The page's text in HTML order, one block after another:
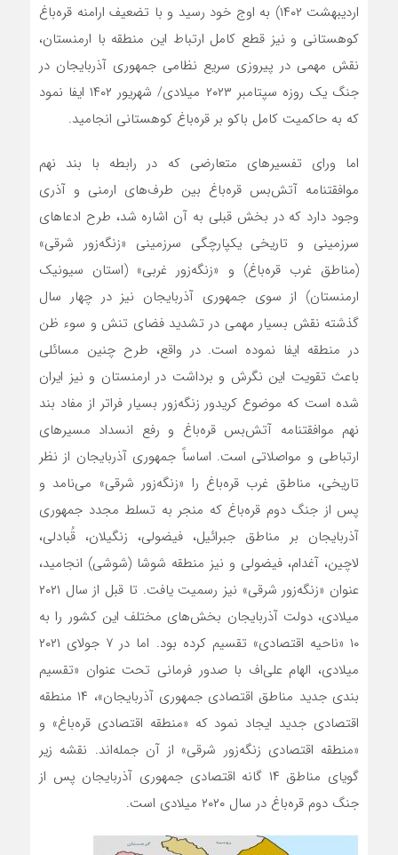
اردیبهشت ۱۴۰۲) به اوج خود رسید و با تضعیف ارامنه ‌قره‌باغ
کوهستانی و نیز قطع کامل ارتباط این منطقه با ارمنستان،
نقش مهمی در پیروزی سریع نظامی جمهوری آذربایجان در
جنگ یک روزه سپتامبر ۲۰۲۳ میلادی/ شهریور ۱۴۰۲ ایفا نمود
که به حاکمیت کامل باکو بر ‌قره‌باغ کوهستانی انجامید.
اما ورای تفسیرهای متعارضی که در رابطه با بند نهم
موافقتنامه ‌آتش‌بس ‌قره‌باغ بین طرف‌های ارمنی و آذری
وجود دارد که در بخش قبلی به آن اشاره شد، طرح ادعاهای
سرزمینی و تاریخی یکپارچگی سرزمینی «زنگه‌زور شرقی»
(مناطق غرب قره‌باغ) و «زنگه‌زور غربی» (استان سیونیک
ارمنستان) از سوی جمهوری آذربایجان نیز در چهار سال
گذشته نقش بسیار مهمی در تشدید فضای تنش و سوء ظن
در منطقه ایفا نموده است. در واقع، طرح چنین مسائلی
باعث تقویت این نگرش و برداشت در ارمنستان و نیز ایران
شده است که موضوع کریدور زنگه‌زور بسیار فراتر از مفاد بند
نهم موافقتنامه ‌آتش‌بس ‌قره‌باغ و رفع انسداد مسیرهای
ارتباطی و مواصلاتی است. اساساً جمهوری آذربایجان از نظر
تاریخی، مناطق غرب ‌قره‌باغ را «زنگه‌زور شرقی» می‌نامد و
پس از جنگ دوم قره‌باغ که منجر به تسلط مجدد جمهوری
آذربایجان بر مناطق جبرائیل، فیضولی، زنگیلان، قُبادلی،
لاچین، آغدام، فیضولی و نیز منطقه شوشا (شوشی) انجامید،
عنوان «زنگه‌زور شرقی» نیز رسمیت یافت. تا قبل از سال ۲۰۲۱
میلادی، دولت آذربایجان بخش‌های مختلف این کشور را به
۱۰ «ناحیه اقتصادی» تقسیم کرده بود. اما در ۷ جولای ۲۰۲۱
میلادی، الهام علی‌اف با صدور فرمانی تحت عنوان «تقسیم
بندی جدید مناطق اقتصادی جمهوری آذربایجان»، ۱۴ منطقه
اقتصادی جدید ایجاد نمود که «منطقه اقتصادی قره‌باغ» و
«منطقه اقتصادی زنگه‌زور شرقی» از آن جمله‌اند. نقشه زیر
گویای مناطق ۱۴ گانه اقتصادی جمهوری آذربایجان پس از
جنگ دوم ‌قره‌باغ در سال ۲۰۲۰ میلادی است.